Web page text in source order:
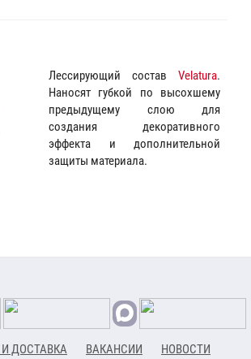
Лессирующий состав Velatura.
Наносят губкой по высохшему
предыдущему слою для
создания декоративного
эффекта и дополнительной
защиты материала.
ДОСТАВКА ВАКАНСИИ НОВОСТИ